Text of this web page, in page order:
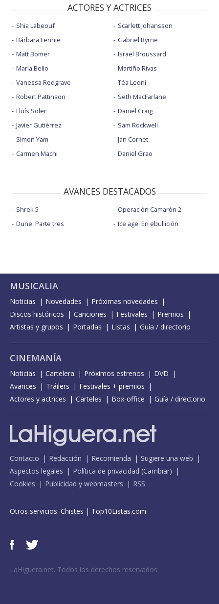
ACTORES Y ACTRICES
Shia Labeouf
Bárbara Lennie
Matt Bomer
Maria Bello
Vanessa Redgrave
Robert Pattinson
Lluís Soler
Javier Gutiérrez
Simon Yam
Carmen Machi
Scarlett Johansson
Gabriel Byrne
Israel Broussard
Martiño Rivas
Téa Leoni
Seth MacFarlane
Daniel Craig
Sam Rockwell
Jan Cornet
Daniel Grao
AVANCES DESTACADOS
Shrek 5
Dune: Parte tres
Operación Camarón 2
Ice age: En ebullición
MUSICALIA
Noticias Novedades
Próximas novedades
Discos históricos
Canciones Festivales
Premios
Artistas y grupos
Portadas Listas Guía / directorio
CINEMANÍA
Noticias Cartelera Próximos estrenos
DVD
Avances
Tráilers
Festivales + premios
Actores y actrices
Carteles Box-office Guía / directorio
Contacto Redacción Recomienda
Sugiere una web
Aspectos legales
Política de privacidad (Cambiar)
Cookies
Publicidad y webmasters RSS
Otros servicios: Chistes | Top10Listas.com
LaHiguera.net. Todos los derechos reservados